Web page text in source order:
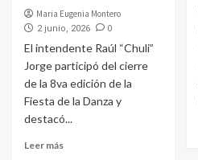
Maria Eugenia Montero
2 junio, 2026 0
El intendente Raúl “Chuli”
Jorge participó del cierre
de la 8va edición de la
Fiesta de la Danza y
destacó...
Leer más